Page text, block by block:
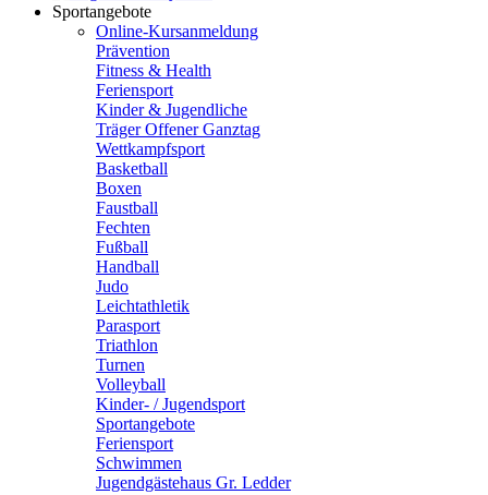
Sportangebote
Online-Kursanmeldung
Prävention
Fitness & Health
Feriensport
Kinder & Jugendliche
Träger Offener Ganztag
Wettkampfsport
Basketball
Boxen
Faustball
Fechten
Fußball
Handball
Judo
Leichtathletik
Parasport
Triathlon
Turnen
Volleyball
Kinder- / Jugendsport
Sportangebote
Feriensport
Schwimmen
Jugendgästehaus Gr. Ledder